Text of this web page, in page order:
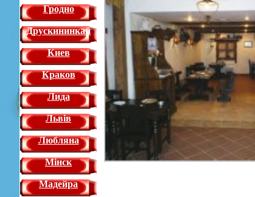
Гродно
Друскининкай
Киев
Краков
Лида
Львiв
Любляна
Мінск
Мадейра